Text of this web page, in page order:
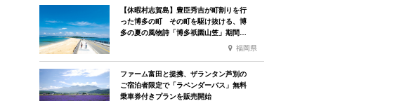
【休暇村志賀島】豊臣秀吉が町割りを行
った博多の町 その町を駆け抜ける、博
多の夏の風物詩「博多祇園山笠」期間中
福岡県
ファーム富田と提携、ザランタン芦別の
ご宿泊者限定で「ラベンダーバス」無料
乗車券付きプランを販売開始